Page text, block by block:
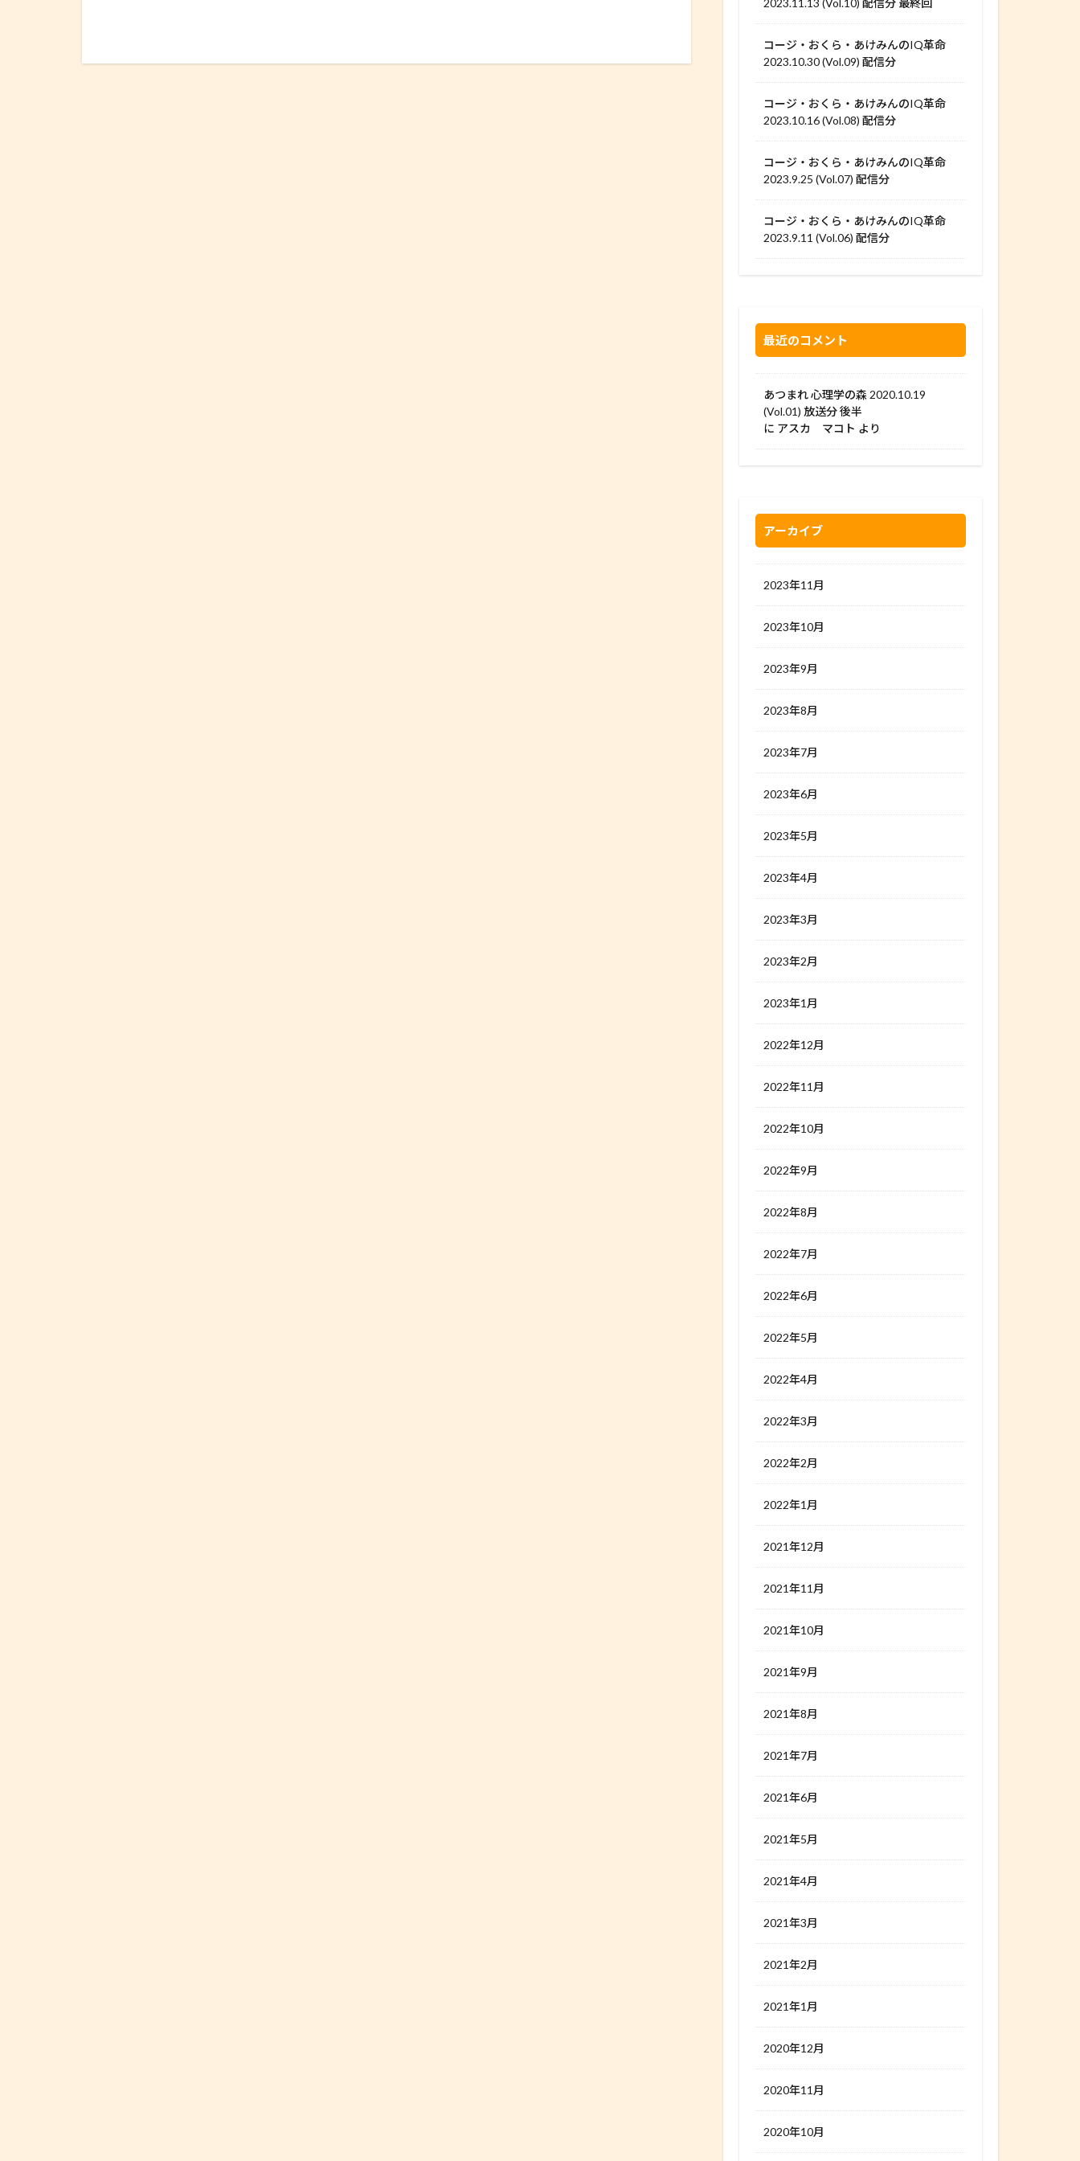
2023.11.13 (Vol.10) 配信分 最終回
コージ・おくら・あけみんのIQ革命
2023.10.30 (Vol.09) 配信分
コージ・おくら・あけみんのIQ革命
2023.10.16 (Vol.08) 配信分
コージ・おくら・あけみんのIQ革命
2023.9.25 (Vol.07) 配信分
コージ・おくら・あけみんのIQ革命
2023.9.11 (Vol.06) 配信分
最近のコメント
あつまれ 心理学の森 2020.10.19
(Vol.01) 放送分 後半
に アスカ マコト より
アーカイブ
2023年11月
2023年10月
2023年9月
2023年8月
2023年7月
2023年6月
2023年5月
2023年4月
2023年3月
2023年2月
2023年1月
2022年12月
2022年11月
2022年10月
2022年9月
2022年8月
2022年7月
2022年6月
2022年5月
2022年4月
2022年3月
2022年2月
2022年1月
2021年12月
2021年11月
2021年10月
2021年9月
2021年8月
2021年7月
2021年6月
2021年5月
2021年4月
2021年3月
2021年2月
2021年1月
2020年12月
2020年11月
2020年10月